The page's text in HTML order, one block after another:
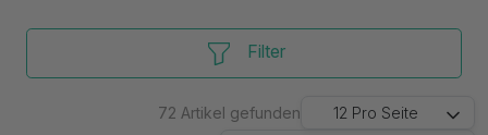
Filter
72 Artikel gefunden 12 Pro Seite